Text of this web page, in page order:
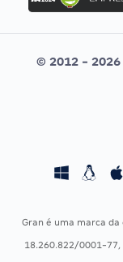
Concurso MPU
Editais publicados
CONCURSOS POR
Concursos Fiscais
© 2012 -
Gran é uma marca da
18.260.822/0001-77,